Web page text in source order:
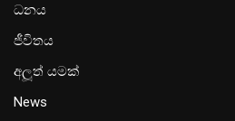
ධනය
ජීවිතය
අලූත් යමක්
News